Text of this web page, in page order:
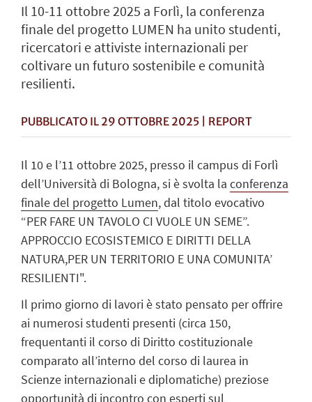
Il 10-11 ottobre 2025 a Forlì, la conferenza
finale del progetto LUMEN ha unito studenti,
ricercatori e attiviste internazionali per
coltivare un futuro sostenibile e comunità
resilienti.
PUBBLICATO IL 29 OTTOBRE 2025 | REPORT
Il 10 e l’11 ottobre 2025, presso il campus di Forlì
dell’Università di Bologna, si è svolta la conferenza
finale del progetto Lumen, dal titolo evocativo
“PER FARE UN TAVOLO CI VUOLE UN SEME”.
APPROCCIO ECOSISTEMICO E DIRITTI DELLA
NATURA,PER UN TERRITORIO E UNA COMUNITA’
RESILIENTI".
Il primo giorno di lavori è stato pensato per offrire
ai numerosi studenti presenti (circa 150,
frequentanti il corso di Diritto costituzionale
comparato all’interno del corso di laurea in
Scienze internazionali e diplomatiche) preziose
opportunità di incontro con esperti sul